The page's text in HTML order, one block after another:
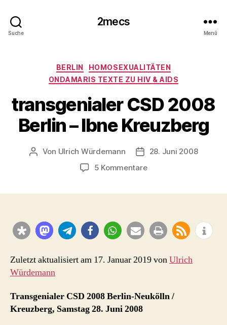
Suche
2mecs
Menü
Kategorien
BERLIN
HOMOSEXUALITÄTEN
ONDAMARIS TEXTE ZU HIV & AIDS
transgenialer CSD 2008
Berlin – Ibne Kreuzberg
Beitragsautor
Von Ulrich Würdemann Beitragsdatum
28. Juni 2008
5 Kommentarezu
Ibne
Zuletzt aktualisiert am 17. Januar 2019 vonUlrich
Würdemann
Transgenialer CSD 2008 Berlin-Neukölln /
Kreuzberg, Samstag 28. Juni 2008